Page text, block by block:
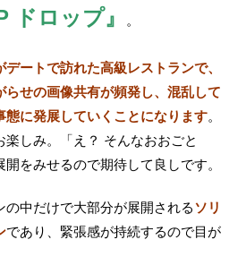
ドロップ』 。
デートで訪れた高級レストランで、
らせの画像共有が頻発し、混乱して
態に発展していくことになります。
楽しみ。「え？ そんなおおごと
をみせるので期待して良しです。
中だけで大部分が展開されるソリ
であり、緊張感が持続するので目が